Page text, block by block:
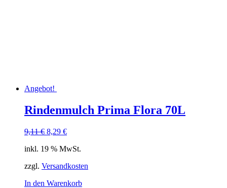
Angebot!
Rindenmulch Prima Flora 70L
9,11€ Ursprünglicher
war:
8,29 €Aktueller
ist:
inkl. 19 % MwSt.
zzgl. Versandkosten
In den Warenkorb